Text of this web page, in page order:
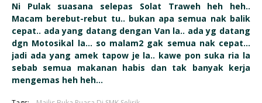
Ni Pulak suasana selepas Solat Traweh heh heh..
Macam berebut-rebut tu.. bukan apa semua nak balik
cepat.. ada yang datang dengan Van la.. ada yg datang
dgn Motosikal la... so malam2 gak semua nak cepat...
jadi ada yang amek tapow je la.. kawe pon suka ria la
sebab semua makanan habis dan tak banyak kerja
mengemas heh heh...